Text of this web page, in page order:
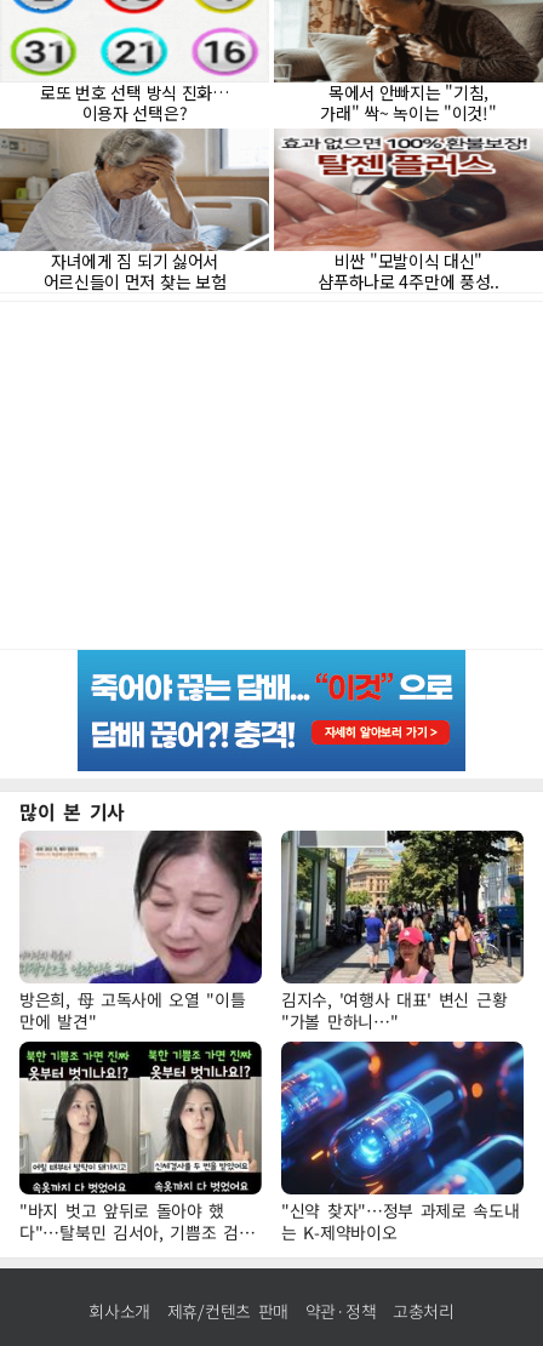
많이 본 기사
방은희, 母 고독사에 오열 "이틀
만에 발견"
김지수, '여행사 대표' 변신 근황
"가볼 만하니…"
"바지 벗고 앞뒤로 돌아야 했
다"…탈북민 김서아, 기쁨조 검사
수치심 회상
"신약 찾자"…정부 과제로 속도내
는 K-제약바이오
회사소개 제휴/컨텐츠 판매 약관·정책 고충처리